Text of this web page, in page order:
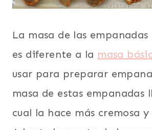
La masa de las
es diferente a la masa
usar para preparar
masa de estas empanadas
cual la hace más cremosa y